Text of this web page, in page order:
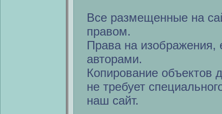
Все размещенные на
правом.
Права на изображения,
авторами.
Копирование объектов
не требует
наш сайт.